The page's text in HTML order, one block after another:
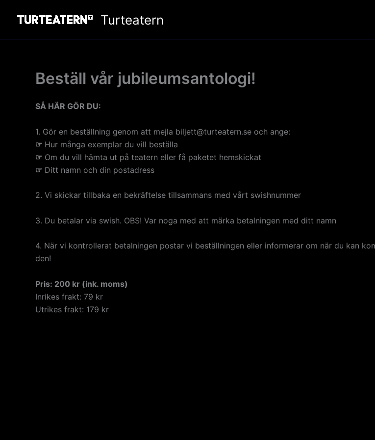
Turteatern
Beställ vår jubileumsantologi!
SÅ HÄR GÖR DU:
1. Gör en beställning genom att mejla biljett@turteatern.se och ange:
☞ Hur många exemplar du vill beställa
☞ Om du vill hämta ut på teatern eller få paketet hemskickat
☞ Ditt namn och din postadress
2. Vi skickar tillbaka en bekräftelse tillsammans med vårt swishnummer
3. Du betalar via swish. OBS! Var noga med att märka betalningen med ditt namn
4. När vi kontrollerat betalningen postar vi beställningen eller informerar om när du kan
den!
Pris: 200 kr (ink. moms)
Inrikes frakt: 79 kr
Utrikes frakt: 179 kr